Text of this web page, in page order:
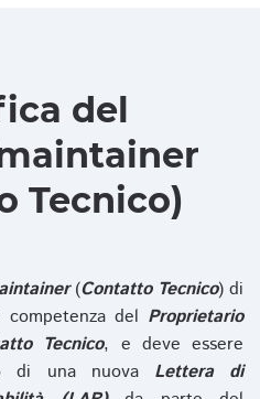
del
Tecnico)
(Contatto Tecnico) di
del Proprietario
Tecnico, e deve essere
di una nuova Lettera di